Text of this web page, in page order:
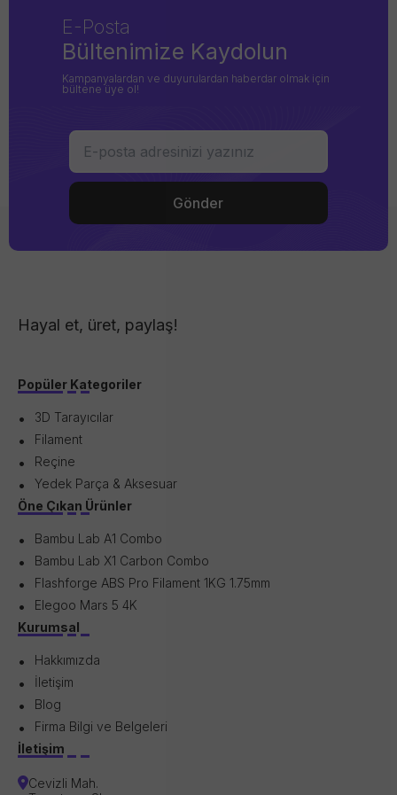
E-Posta
Bültenimize Kaydolun
Kampanyalardan ve duyurulardan haberdar olmak için
bültene üye ol!
Hayal et, üret, paylaş!
Popüler Kategoriler
3D Tarayıcılar
Filament
Reçine
Yedek Parça & Aksesuar
Öne Çıkan Ürünler
Bambu Lab A1 Combo
Bambu Lab X1 Carbon Combo
Flashforge ABS Pro Filament 1KG 1.75mm
Elegoo Mars 5 4K
Kurumsal
Hakkımızda
İletişim
Blog
Firma Bilgi ve Belgeleri
İletişim
Cevizli Mah.